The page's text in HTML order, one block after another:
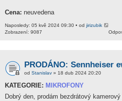
Cena: neuvedena
Naposledy: 05 kvě 2024 09:30 • od jirizubik
Zobrazení: 9087
PRODÁNO: Sennheiser
od Stanislav » 18 dub 2024 20:20
KATEGORIE: MIKROFONY
Dobrý den, prodám bezdrátový